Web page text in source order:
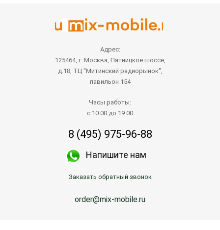
Адрес:
125464, г. Москва, Пятницкое шоссе,
д.18, ТЦ "Митинский радиорынок",
павильон 154
Часы работы:
с 10.00 до 19.00
8 (495) 975-96-88
Напишите нам
Заказать обратный звонок
order@mix-mobile.ru